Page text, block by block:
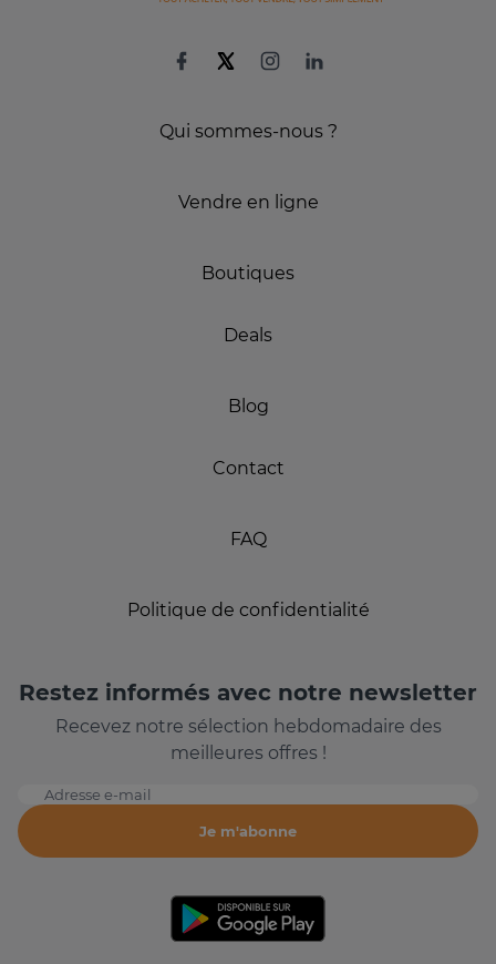
Qui sommes-nous ?
Vendre en ligne
Boutiques
Deals
Blog
Contact
FAQ
Politique de confidentialité
Restez informés avec notre newsletter
Recevez notre sélection hebdomadaire des
meilleures offres !
Adresse e-mail
Je m'abonne